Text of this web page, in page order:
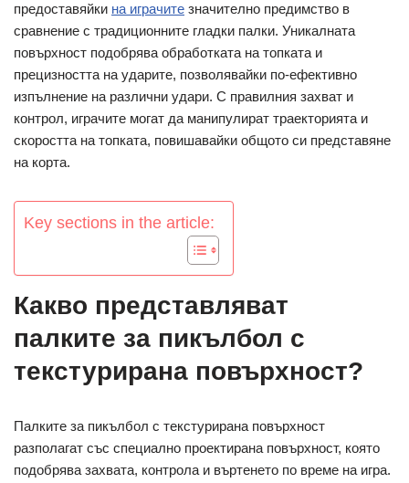
предоставяйки на играчите значително предимство в
сравнение с традиционните гладки палки. Уникалната
повърхност подобрява обработката на топката и
прецизността на ударите, позволявайки по-ефективно
изпълнение на различни удари. С правилния захват и
контрол, играчите могат да манипулират траекторията и
скоростта на топката, повишавайки общото си представяне
на корта.
Key sections in the article:
Какво представляват
палките за пикълбол с
текстурирана повърхност?
Палките за пикълбол с текстурирана повърхност
разполагат със специално проектирана повърхност, която
подобрява захвата, контрола и въртенето по време на игра.